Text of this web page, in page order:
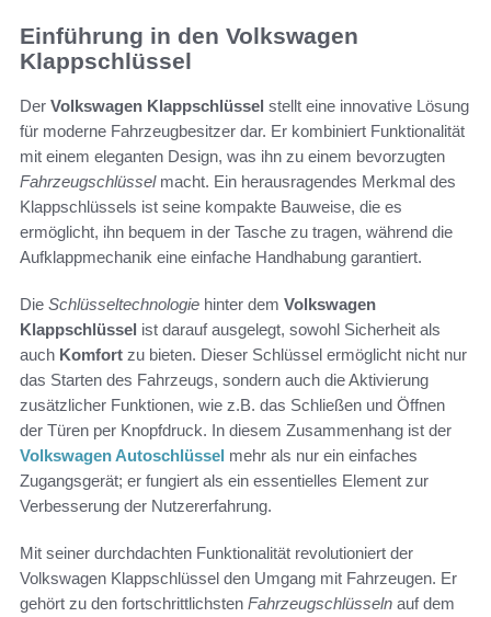
Einführung in den Volkswagen
Klappschlüssel
Der Volkswagen Klappschlüssel stellt eine innovative Lösung
für moderne Fahrzeugbesitzer dar. Er kombiniert Funktionalität
mit einem eleganten Design, was ihn zu einem bevorzugten
Fahrzeugschlüsselmacht. Ein herausragendes Merkmal des
Klappschlüssels ist seine kompakte Bauweise, die es
ermöglicht, ihn bequem in der Tasche zu tragen, während die
Aufklappmechanik eine einfache Handhabung garantiert.
Die Schlüsseltechnologie hinter dem Volkswagen
Klappschlüssel ist darauf ausgelegt, sowohl Sicherheit als
auch Komfort zu bieten. Dieser Schlüssel ermöglicht nicht nur
das Starten des Fahrzeugs, sondern auch die Aktivierung
zusätzlicher Funktionen, wie z.B. das Schließen und Öffnen
der Türen per Knopfdruck. In diesem Zusammenhang ist der
Volkswagen Autoschlüssel mehr als nur ein einfaches
Zugangsgerät; er fungiert als ein essentielles Element zur
Verbesserung der Nutzererfahrung.
Mit seiner durchdachten Funktionalität revolutioniert der
Volkswagen Klappschlüssel den Umgang mit Fahrzeugen. Er
gehört zu den fortschrittlichsten Fahrzeugschlüsseln auf dem